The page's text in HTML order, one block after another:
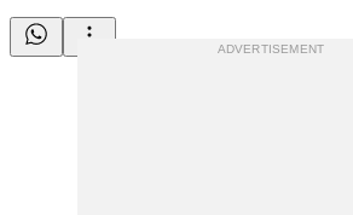
ADVERTISEMENT